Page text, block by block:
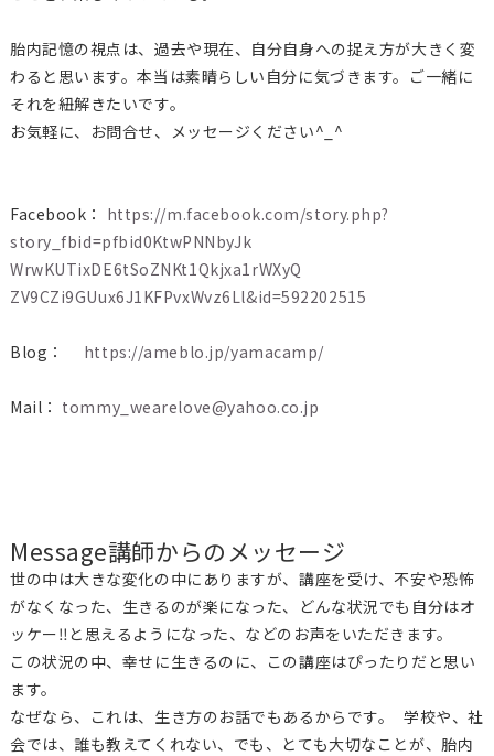
胎内記憶の視点は、過去や現在、自分自身への捉え方が大きく変
わると思います。本当は素晴らしい自分に気づきます。ご一緒に
それを紐解きたいです。
お気軽に、お問合せ、メッセージください^_^
Facebook： https://m.facebook.com/story.php?
story_fbid=pfbid0KtwPNNbyJk
WrwKUTixDE6tSoZNKt1Qkjxa1rWXyQ
ZV9CZi9GUux6J1KFPvxWvz6Ll&id=592202515
Blog： https://ameblo.jp/yamacamp/
Mail： tommy_wearelove@yahoo.co.jp
Message講師からのメッセージ
世の中は大きな変化の中にありますが、講座を受け、不安や恐怖
がなくなった、生きるのが楽になった、どんな状況でも自分はオ
ッケー‼︎と思えるようになった、などのお声をいただきます。
この状況の中、幸せに生きるのに、この講座はぴったりだと思い
ます。
なぜなら、これは、生き方のお話でもあるからです。 学校や、社
会では、誰も教えてくれない、でも、とても大切なことが、胎内